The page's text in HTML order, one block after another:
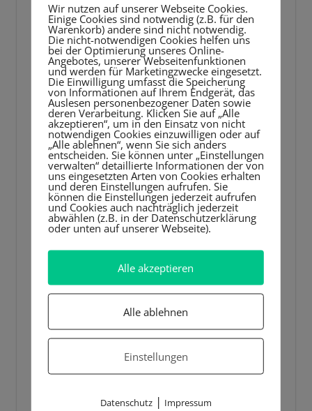
Video-
Player
Wir nutzen auf unserer Webseite Cookies.
Einige Cookies sind notwendig (z.B. für den
Warenkorb) andere sind nicht notwendig.
Die nicht-notwendigen Cookies helfen uns
bei der Optimierung unseres Online-
Angebotes, unserer Webseitenfunktionen
und werden für Marketingzwecke eingesetzt.
Die Einwilligung umfasst die Speicherung
von Informationen auf Ihrem Endgerät, das
Auslesen personenbezogener Daten sowie
deren Verarbeitung. Klicken Sie auf „Alle
akzeptieren“, um in den Einsatz von nicht
notwendigen Cookies einzuwilligen oder auf
„Alle ablehnen“, wenn Sie sich anders
entscheiden. Sie können unter „Einstellungen
verwalten“ detaillierte Informationen der von
uns eingesetzten Arten von Cookies erhalten
und deren Einstellungen aufrufen. Sie
können die Einstellungen jederzeit aufrufen
und Cookies auch nachträglich jederzeit
abwählen (z.B. in der Datenschutzerklärung
oder unten auf unserer Webseite).
Alle akzeptieren
Alle ablehnen
Einstellungen
Datenschutz| Impressum